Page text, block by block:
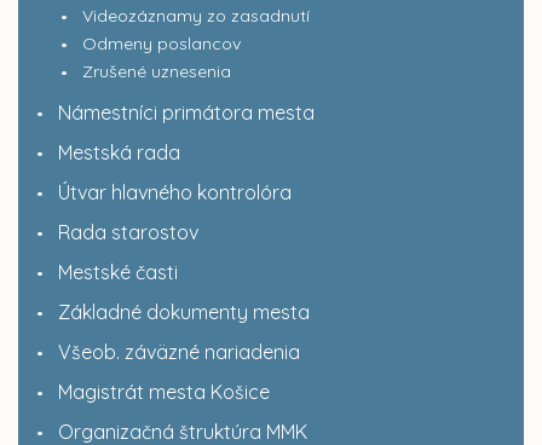
Videozáznamy zo zasadnutí
Odmeny poslancov
Zrušené uznesenia
Námestníci primátora mesta
Mestská rada
Útvar hlavného kontrolóra
Rada starostov
Mestské časti
Základné dokumenty mesta
Všeob. záväzné nariadenia
Magistrát mesta Košice
Organizačná štruktúra MMK